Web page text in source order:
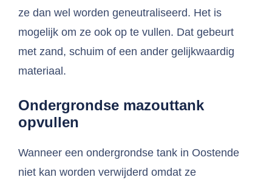
ze dan wel worden geneutraliseerd. Het is
mogelijk om ze ook op te vullen. Dat gebeurt
met zand, schuim of een ander gelijkwaardig
materiaal.
Ondergrondse mazouttank
opvullen
Wanneer een ondergrondse tank in Oostende
niet kan worden verwijderd omdat ze